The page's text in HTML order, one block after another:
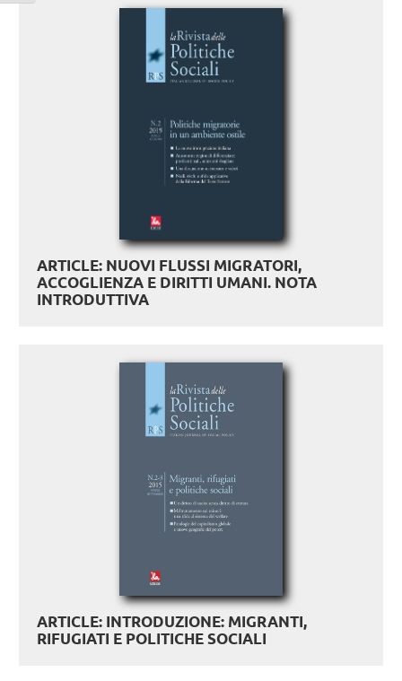
ARTICLE: NUOVI FLUSSI MIGRATORI,
ACCOGLIENZA E DIRITTI UMANI. NOTA
INTRODUTTIVA
ARTICLE: INTRODUZIONE: MIGRANTI,
RIFUGIATI E POLITICHE SOCIALI